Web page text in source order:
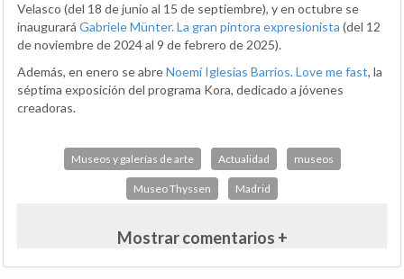
Velasco (del 18 de junio al 15 de septiembre), y en octubre se
inaugurará Gabriele Münter. La gran pintora expresionista (del 12
de noviembre de 2024 al 9 de febrero de 2025).
Además, en enero se abreNoemí Iglesias Barrios. Love me fast, la
séptima exposición del programa Kora, dedicado a jóvenes
creadoras.
Museos y galerías de arte Actualidad museos
Museo Thyssen Madrid
Mostrar comentarios +